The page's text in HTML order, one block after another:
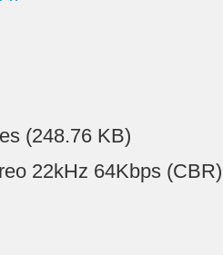
(248.76 KB)
22kHz 64Kbps (CBR)